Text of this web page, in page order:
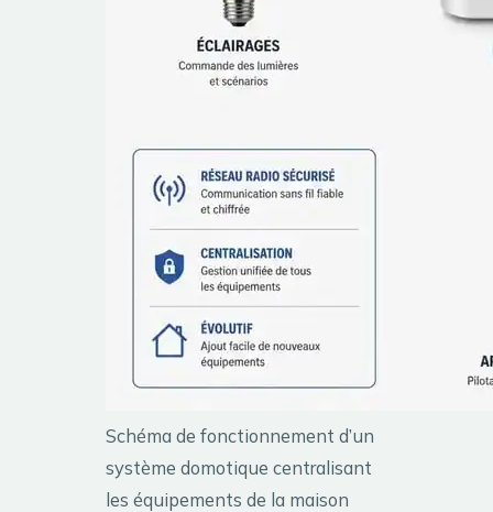
Schéma de fonctionnement d’un
système domotique centralisant
les équipements de la maison